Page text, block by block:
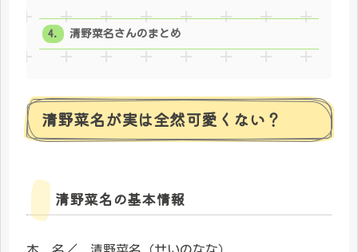
清野菜名さんのまとめ
清野菜名が実は全然可愛くない？
清野菜名の基本情報